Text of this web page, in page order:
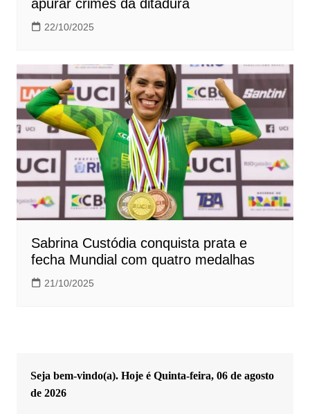
apurar crimes da ditadura
22/10/2025
Sabrina Custódia conquista prata e
fecha Mundial com quatro medalhas
21/10/2025
Seja bem-vindo(a). Hoje é Quinta-feira, 06 de agosto
de 2026